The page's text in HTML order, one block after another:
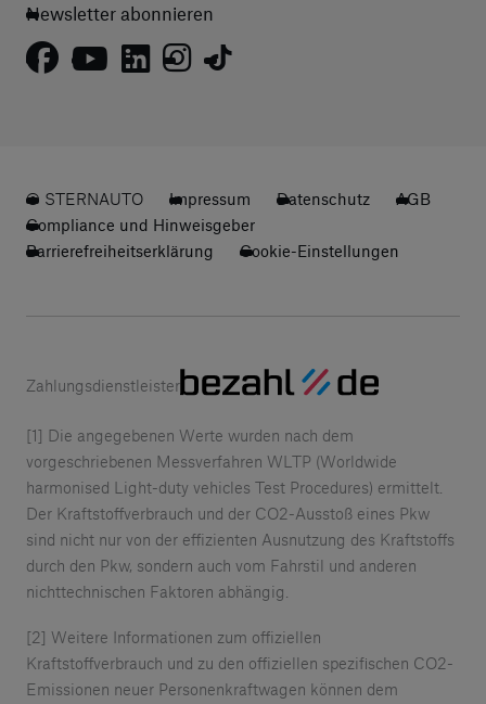
Newsletter abonnieren
© STERNAUTO Impressum Datenschutz
AGB
Compliance und Hinweisgeber
Barrierefreiheitserklärung
Cookie-Einstellungen
Zahlungsdienstleister
[1] Die angegebenen Werte wurden nach dem
vorgeschriebenen Messverfahren WLTP (Worldwide
harmonised Light-duty vehicles Test Procedures) ermittelt.
Der Kraftstoffverbrauch und der CO2-Ausstoß eines Pkw
sind nicht nur von der effizienten Ausnutzung des Kraftstoffs
durch den Pkw, sondern auch vom Fahrstil und anderen
nichttechnischen Faktoren abhängig.
[2] Weitere Informationen zum offiziellen
Kraftstoffverbrauch und zu den offiziellen spezifischen CO2-
Emissionen neuer Personenkraftwagen können dem